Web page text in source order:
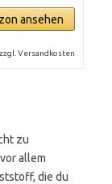
ansehen
Versandkosten
zu
allem
die du